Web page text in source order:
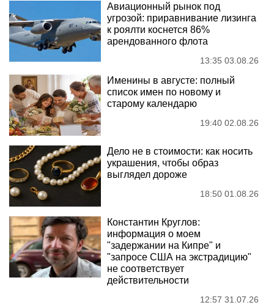
Авиационный рынок под
угрозой: приравнивание лизинга
к роялти коснется 86%
арендованного флота
13:35 03.08.26
Именины в августе: полный
список имен по новому и
старому календарю
19:40 02.08.26
Дело не в стоимости: как носить
украшения, чтобы образ
выглядел дороже
18:50 01.08.26
Константин Круглов:
информация о моем
"задержании на Кипре" и
"запросе США на экстрадицию"
не соответствует
действительности
12:57 31.07.26